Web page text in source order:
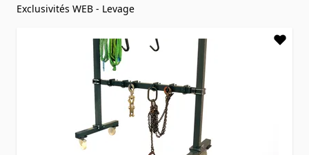
Exclusivités WEB - Levage